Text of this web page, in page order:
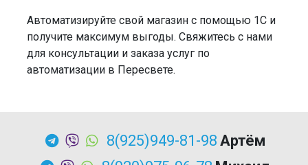
Автоматизируйте свой магазин с помощью 1С и
получите максимум выгоды. Свяжитесь с нами
для консультации и заказа услуг по
автоматизации в Пересвете.
8(925)949-81-98 Артём